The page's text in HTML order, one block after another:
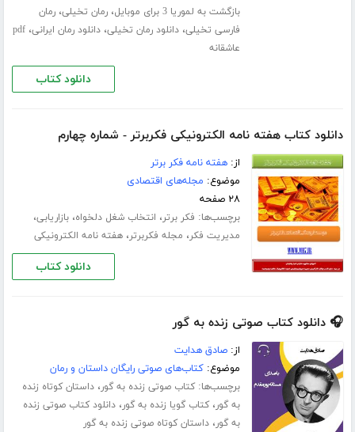
بازگشت به لموریا 3 برای موبایل
،رمان تخیلی،رمان
فارسی تخیلی،دانلود رمان تخیلی،دانلود رمان ایرانی،pdf
عاشقانه
دانلود کتاب
دانلود کتاب هفته نامه الکترونیکی فکربرتر - شماره چهارم
از:هفته نامه فکر برتر
موضوع: مجله‌های اقتصادی
۲۸ صفحه
برچسب‌ها: فکر برتر، انتخاب شغل دلخواه،بازاریابی،
مدیریت فکر، مجله فکربرتر،هفته نامه الکترونیکی
دانلود کتاب
🎧 دانلود کتاب صوتی زنده به گور
از:صادق هدایت
موضوع:کتاب‌های صوتی رایگان داستان و رمان
برچسب‌ها:کتاب صوتی زنده به گور،داستان کوتاه زنده
به گور،کتاب گویا زنده به گور،دانلود کتاب صوتی زنده
به گور،داستان کوتاه صوتی زنده به گور